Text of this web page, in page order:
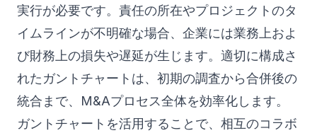
実行が必要です。責任の所在やプロジェクトのタ
イムラインが不明確な場合、企業には業務上およ
び財務上の損失や遅延が生じます。適切に構成さ
れたガントチャートは、初期の調査から合併後の
統合まで、M&Aプロセス全体を効率化します。
ガントチャートを活用することで、相互のコラボ